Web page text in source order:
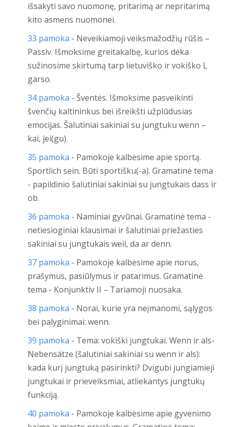
išsakyti savo nuomonę, pritarimą ar nepritarimą
kito asmens nuomonei.
33 pamoka - Neveikiamoji veiksmažodžių rūšis –
Passiv. Išmoksime greitakalbę, kurios dėka
sužinosime skirtumą tarp lietuviško ir vokiško L
garso.
34 pamoka - Šventės. Išmoksime pasveikinti
švenčių kaltininkus bei išreikšti užplūdusias
emocijas. Šalutiniai sakiniai su jungtuku wenn –
kai, jei(gu).
35 pamoka - Pamokoje kalbėsime apie sportą.
Sportlich sein. Būti sportišku(-a). Gramatinė tema
- papildinio šalutiniai sakiniai su jungtukais dass ir
ob.
36 pamoka - Naminiai gyvūnai. Gramatinė tema -
netiesioginiai klausimai ir šalutiniai priežasties
sakiniai su jungtukais weil, da ar denn.
37 pamoka - Pamokoje kalbėsime apie norus,
prašymus, pasiūlymus ir patarimus. Gramatinė
tema - Konjunktiv II – Tariamoji nuosaka.
38 pamoka - Norai, kurie yra neįmanomi, sąlygos
bei palyginimai: wenn.
39 pamoka - Tema: vokiški jungtukai. Wenn ir als-
Nebensätze (šalutiniai sakiniai su wenn ir als):
kada kurį jungtuką pasirinkti? Dvigubi jungiamieji
jungtukai ir prieveiksmiai, atliekantys jungtukų
funkciją.
40 pamoka - Pamokoje kalbėsime apie gyvenimo